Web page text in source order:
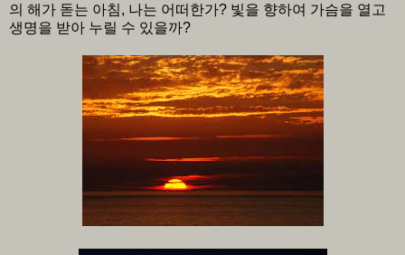
의 해가 돋는 아침, 나는 어떠한가? 빛을 향하여 가슴을 열고
생명을 받아 누릴 수 있을까?